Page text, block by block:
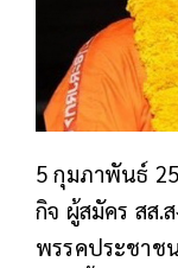
5 กุมภาพันธ์
กิจ ผู้สมัคร สส.
พรรคประชาช